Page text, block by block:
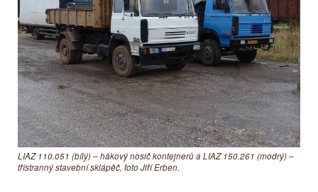
LIAZ 110.051 (bílý) – hákový nosič kontejnerů a LIAZ 150.261 (modrý) –
třístranný stavební sklápěč, foto Jiří Erben.